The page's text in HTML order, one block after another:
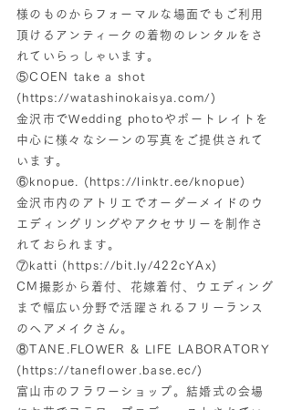
様のものからフォーマルな場面でもご利用
頂けるアンティークの着物のレンタルをさ
れていらっしゃいます。
⑤COEN take a shot
(https://watashinokaisya.com/)
金沢市でWedding photoやポートレイトを
中心に様々なシーンの写真をご提供されて
います。
⑥knopue. (https://linktr.ee/knopue)
金沢市内のアトリエでオーダーメイドのウ
エディングリングやアクセサリーを制作さ
れておられます。
⑦katti (https://bit.ly/422cYAx)
CM撮影から着付、花嫁着付、ウエディング
まで幅広い分野で活躍されるフリーランス
のヘアメイクさん。
⑧TANE.FLOWER & LIFE LABORATORY
(https://taneflower.base.ec/)
富山市のフラワーショップ。結婚式の会場